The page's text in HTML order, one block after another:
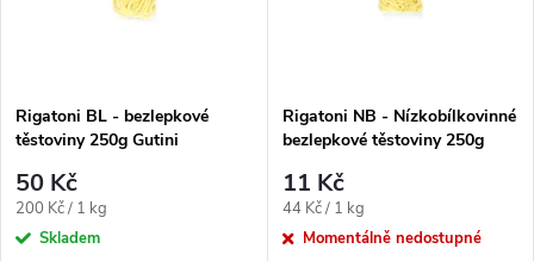
p
r
s
p
r
Rigatoni BL - bezlepkové
těstoviny 250g Gutini
50 Kč
Měrná
cena:
200 Kč / 1 kg
Skladem
Rigatoni NB - Nízkobílkovinné
bezlepkové těstoviny 250g
do 9/25
11 Kč
Měrná
cena:
44 Kč / 1 kg
Momentálně nedostupné